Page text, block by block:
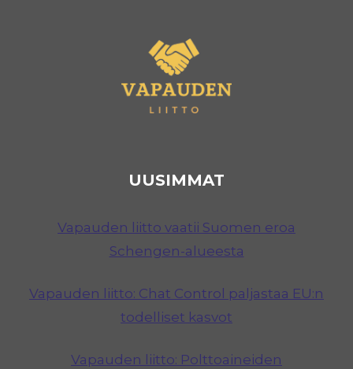
UUSIMMAT
Vapauden liitto vaatii Suomen eroa
Schengen-alueesta
Vapauden liitto: Chat Control paljastaa EU:n
todelliset kasvot
Vapauden liitto: Polttoaineiden